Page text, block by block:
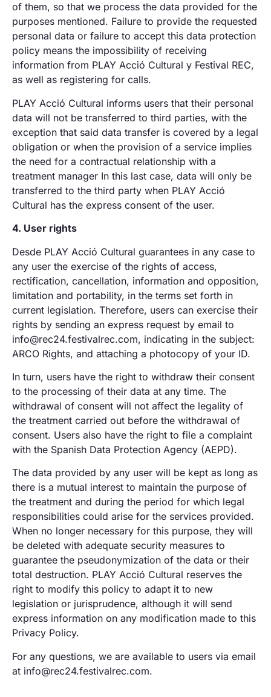
of them, so that we process the data provided for the
purposes mentioned. Failure to provide the requested
personal data or failure to accept this data protection
policy means the impossibility of receiving
information from PLAY Acció Cultural y Festival REC,
as well as registering for calls.
PLAY Acció Cultural informs users that their personal
data will not be transferred to third parties, with the
exception that said data transfer is covered by a legal
obligation or when the provision of a service implies
the need for a contractual relationship with a
treatment manager In this last case, data will only be
transferred to the third party when PLAY Acció
Cultural has the express consent of the user.
4. User rights
Desde PLAY Acció Cultural guarantees in any case to
any user the exercise of the rights of access,
rectification, cancellation, information and opposition,
limitation and portability, in the terms set forth in
current legislation. Therefore, users can exercise their
rights by sending an express request by email to
info@rec24.festivalrec.com, indicating in the subject:
ARCO Rights, and attaching a photocopy of your ID.
In turn, users have the right to withdraw their consent
to the processing of their data at any time. The
withdrawal of consent will not affect the legality of
the treatment carried out before the withdrawal of
consent. Users also have the right to file a complaint
with the Spanish Data Protection Agency (AEPD).
The data provided by any user will be kept as long as
there is a mutual interest to maintain the purpose of
the treatment and during the period for which legal
responsibilities could arise for the services provided.
When no longer necessary for this purpose, they will
be deleted with adequate security measures to
guarantee the pseudonymization of the data or their
total destruction. PLAY Acció Cultural reserves the
right to modify this policy to adapt it to new
legislation or jurisprudence, although it will send
express information on any modification made to this
Privacy Policy.
For any questions, we are available to users via email
at info@rec24.festivalrec.com.